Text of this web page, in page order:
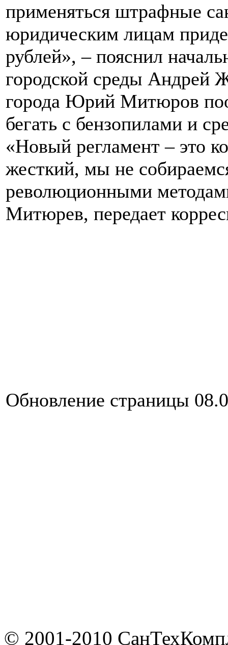
применяться штрафные
юридическим лицам
рублей», – пояснил
городской среды Андрей
города Юрий Митюров
бегать с бензопилами и
«Новый регламент – это
жесткий, мы не
революционными
Митюрев, передает
Обновление страницы
© 2001-2010